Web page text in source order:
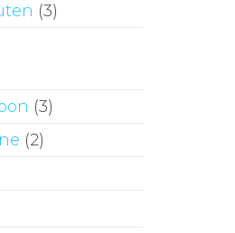
(3)
(3)
(2)